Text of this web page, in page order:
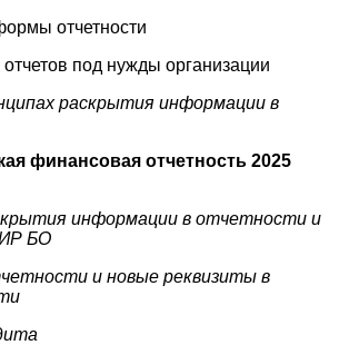
отчетности
под нужды организации
раскрытия информации в
финансовая отчетность 2025
информации в отчетности и
БО
и новые реквизиты в